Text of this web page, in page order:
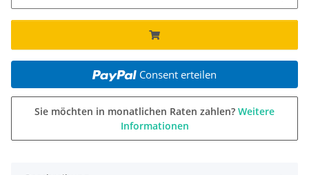
Consent erteilen
Sie möchten in monatlichen Raten zahlen? Weitere
Informationen